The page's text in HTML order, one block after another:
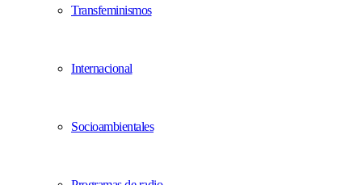
Transfeminismos
Internacional
Socioambientales